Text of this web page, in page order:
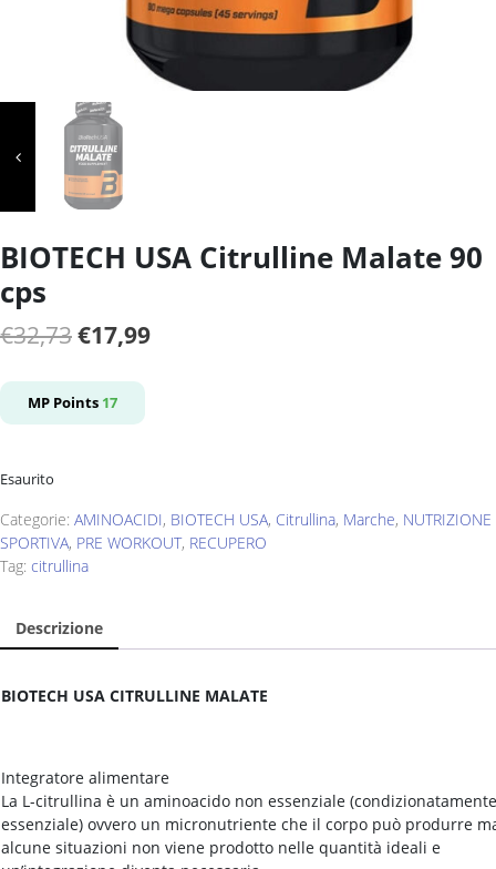
BIOTECH USA Citrulline Malate 90
cps
€32,73Il
originale
€17,99Il
MP Points 17
Esaurito
Categorie: AMINOACIDI, BIOTECH USA, Citrullina, Marche, NUTRIZIONE
SPORTIVA, PRE WORKOUT, RECUPERO
Tag: citrullina
Descrizione
BIOTECH USA CITRULLINE MALATE
Integratore alimentare
La L-citrullina è un aminoacido non essenziale (condizionatamente
essenziale) ovvero un micronutriente che il corpo può produrre
alcune situazioni non viene prodotto nelle quantità ideali e